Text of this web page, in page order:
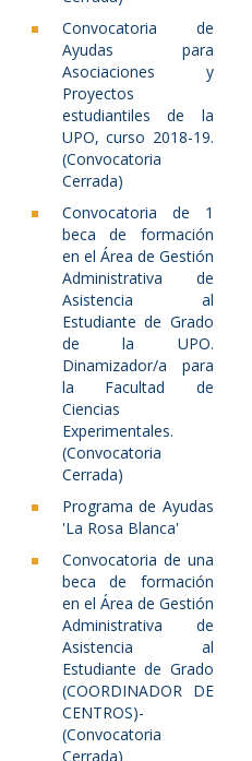
Convocatoria de
Ayudas para
Asociaciones y
Proyectos
estudiantiles de la
UPO, curso 2018-19.
(Convocatoria
Cerrada)
Convocatoria de 1
beca de formación
en el Área de Gestión
Administrativa de
Asistencia al
Estudiante de Grado
de la UPO.
Dinamizador/a para
la Facultad de
Ciencias
Experimentales.
(Convocatoria
Cerrada)
Programa de Ayudas
'La Rosa Blanca'
Convocatoria de una
beca de formación
en el Área de Gestión
Administrativa de
Asistencia al
Estudiante de Grado
(COORDINADOR DE
CENTROS)-
(Convocatoria
Cerrada)